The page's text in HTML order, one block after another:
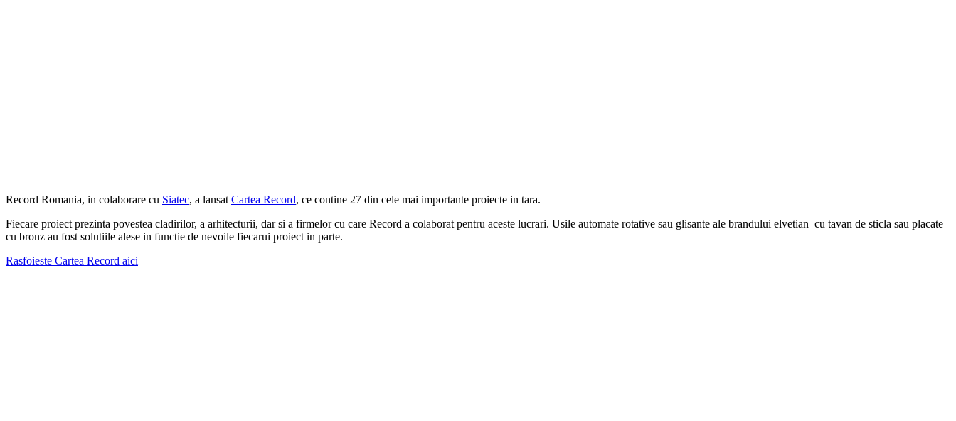
Record Romania, in colaborare cu Siatec, a lansat Cartea Record, ce contine 27 din cele mai importante proiecte in tara.
Fiecare proiect prezinta povestea cladirilor, a arhitecturii, dar si a firmelor cu care Record a colaborat pentru aceste lucrari. Usile automate rotative sau glisante ale brandului elvetian cu tavan de sticla sau placate
cu bronz au fost solutiile alese in functie de nevoile fiecarui proiect in parte.
Rasfoieste Cartea Record aici